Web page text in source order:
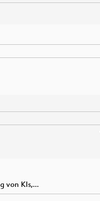
von KIs,…